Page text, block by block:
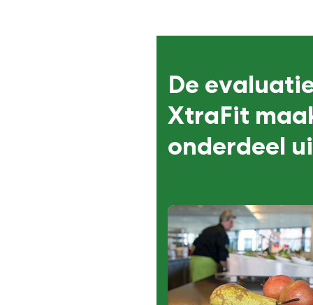
De
XtraFit
onderdeel